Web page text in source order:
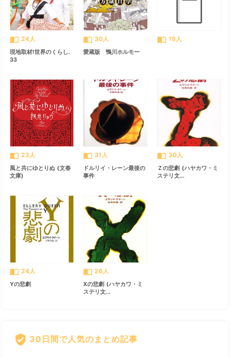
import_contacts 24人
現地取材!世界のくらし.
33
import_contacts 30人
愛蔵版 鴨川ホルモー
import_contacts 19人
import_contacts 23人
風と共にゆとりぬ (文春
文庫)
import_contacts 31人
ドルリイ・レーン最後の
事件
import_contacts 30人
Ｚの悲劇 (ハヤカワ・ミ
ステリ文...
import_contacts 24人
Yの悲劇
import_contacts 26人
Xの悲劇 (ハヤカワ・ミ
ステリ文...
verified_user 30日間で人気のまとめ記事